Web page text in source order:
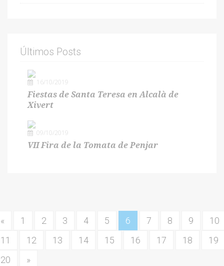
Últimos Posts
16/10/2019
Fiestas de Santa Teresa en Alcalà de
Xivert
09/10/2019
VII Fira de la Tomata de Penjar
« 1 2 3 4 5 6 7 8 9
10
11
12 13 14 15 16 17 18
19
20
»